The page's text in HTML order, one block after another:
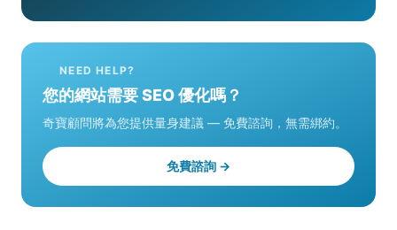
NEED HELP?
您的網站需要 SEO 優化嗎？
奇寶顧問將為您提供量身建議 — 免費諮詢，無需綁約。
免費諮詢 →